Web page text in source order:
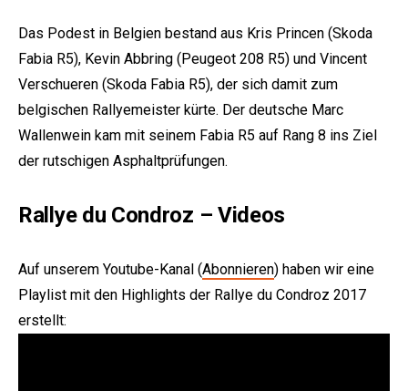
Das Podest in Belgien bestand aus Kris Princen (Skoda
Fabia R5), Kevin Abbring (Peugeot 208 R5) und Vincent
Verschueren (Skoda Fabia R5), der sich damit zum
belgischen Rallyemeister kürte. Der deutsche Marc
Wallenwein kam mit seinem Fabia R5 auf Rang 8 ins Ziel
der rutschigen Asphaltprüfungen.
Rallye du Condroz – Videos
Auf unserem Youtube-Kanal (Abonnieren) haben wir eine
Playlist mit den Highlights der Rallye du Condroz 2017
erstellt: